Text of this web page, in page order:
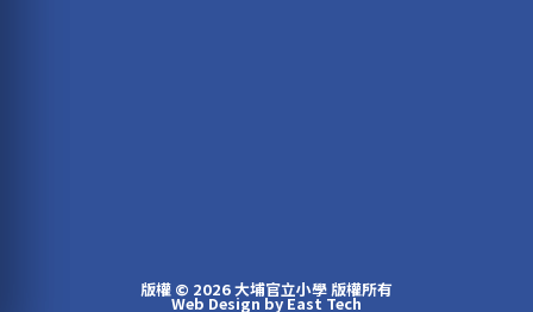
版權 © 2026 大埔官立小學 版權所有
Web DesignbyEast Tech